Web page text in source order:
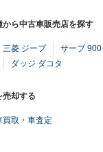
ら中古車販売店を探す
三菱 ジープ サーブ
ダッジ ダコタ
却する
取・車査定